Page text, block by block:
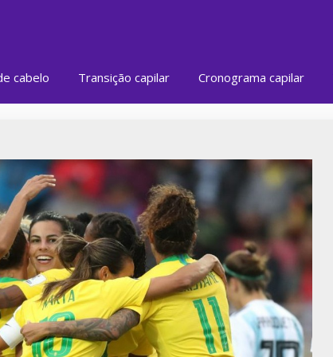
cabelo Transição capilar Cronograma capilar